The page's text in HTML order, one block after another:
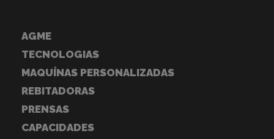
AGME
TECNOLOGIAS
MAQUÍNAS PERSONALIZADAS
REBITADORAS
PRENSAS
CAPACIDADES